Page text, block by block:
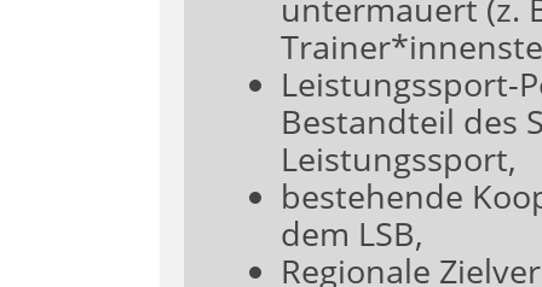
Leistungssport-
Bestandteil des
Leistungssport,
bestehende
dem LSB,
Regionale